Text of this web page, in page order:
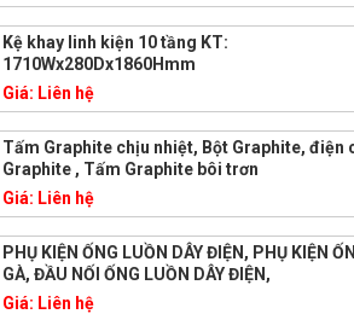
Kệ khay linh kiện 10 tầng KT:
1710Wx280Dx1860Hmm
Giá: Liên hệ
Tấm Graphite chịu nhiệt, Bột Graphite, điện
Graphite , Tấm Graphite bôi trơn
Giá: Liên hệ
PHỤ KIỆN ỐNG LUỒN DÂY ĐIỆN, PHỤ KIỆN
GÀ, ĐẦU NỐI ỐNG LUỒN DÂY ĐIỆN,
Giá: Liên hệ